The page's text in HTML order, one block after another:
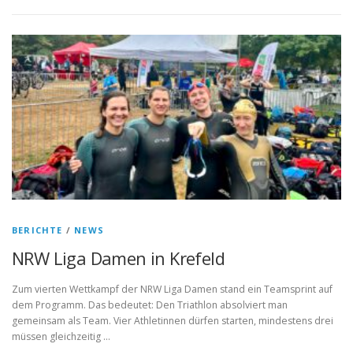
BERICHTE / NEWS
NRW Liga Damen in Krefeld
Zum vierten Wettkampf der NRW Liga Damen stand ein Teamsprint auf
dem Programm. Das bedeutet: Den Triathlon absolviert man
gemeinsam als Team. Vier Athletinnen dürfen starten, mindestens drei
müssen gleichzeitig …